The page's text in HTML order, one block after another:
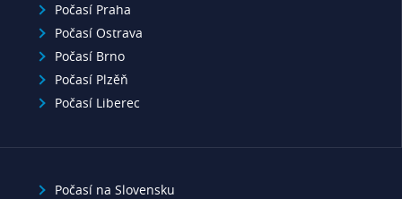
Počasí Praha
Počasí Ostrava
Počasí Brno
Počasí Plzěň
Počasí Liberec
Počasí na Slovensku